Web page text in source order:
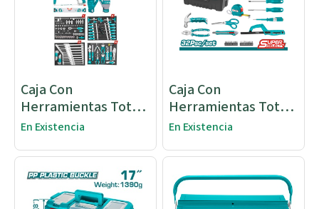
Caja Con
Herramientas Total
162 Pcs
En Existencia
Caja Con
Herramientas Total
32pcs Ss
En Existencia